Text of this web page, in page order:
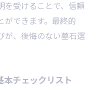
えるべき基本知識
管理案内の進め方
選び方の基礎知識
を受けることで、信頼
ができます。最終的
が、後悔のない墓石選
チェックリスト